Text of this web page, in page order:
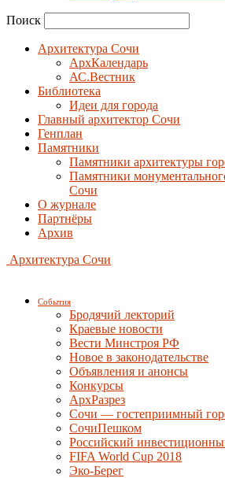
Поиск
Архитектура Сочи
АрхКалендарь
АС.Вестник
Библиотека
Идеи для города
Главный архитектор Сочи
Генплан
Памятники
Памятники архитектуры
Памятники
Сочи
О журнале
Партнёры
Архив
Архитектура Сочи
События
Бродячий лекторий
Краевые новости
Вести Минстроя РФ
Новое в законодательстве
Объявления и анонсы
Конкурсы
АрхРазрез
Сочи — гостеприимный
СочиПешком
Российский
FIFA World Cup 2018
Эко-Берег